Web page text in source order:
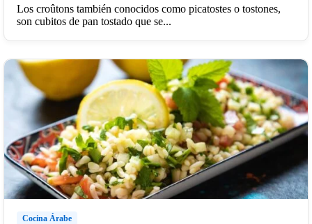
Los croûtons también conocidos como picatostes o tostones,
son cubitos de pan tostado que se...
Cocina Árabe